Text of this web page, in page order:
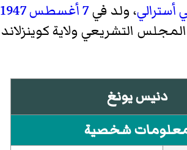
أسترالي، ولد في7 أغسطس
1947
التشريعي ولاية
دنيس يونغ
شخصية